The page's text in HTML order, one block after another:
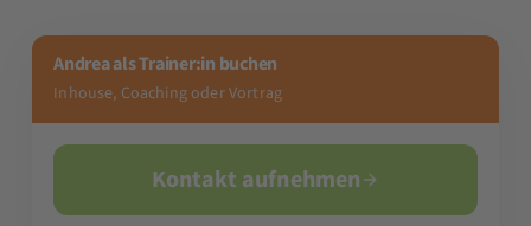
Andrea als Trainer:in buchen
Inhouse, Coaching oder Vortrag
Kontakt aufnehmen